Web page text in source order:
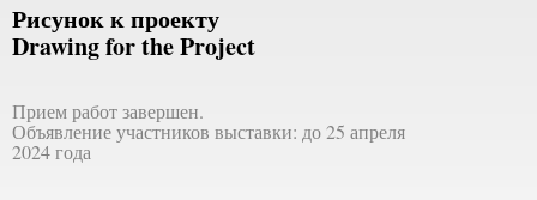
Рисунок к проекту
Drawing for the Project
Прием работ завершен.
Объявление участников выставки: до 25 апреля
2024 года